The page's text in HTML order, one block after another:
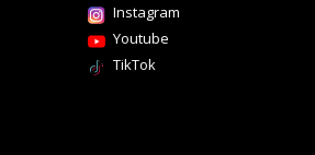
Instagram
Youtube
TikTok